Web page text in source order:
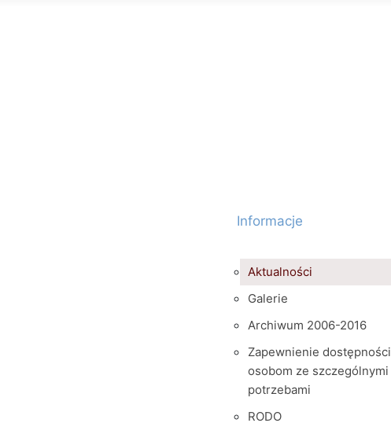
Informacje
Aktualności
Galerie
Archiwum 2006-2016
Zapewnienie dostępności
osobom ze szczególnymi
potrzebami
RODO